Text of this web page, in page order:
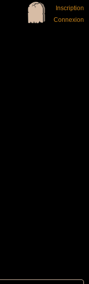
Inscription
Connexion